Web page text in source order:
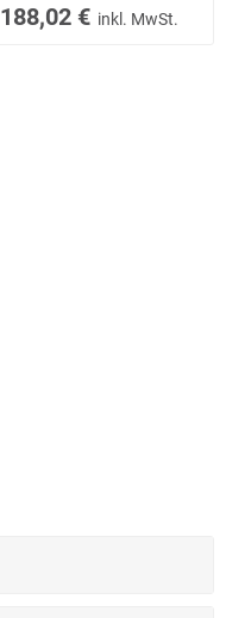
188,02 € inkl. MwSt.